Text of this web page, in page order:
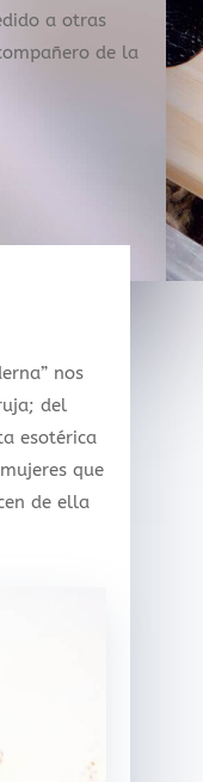
a otras
de la
nos
del
esotérica
que
de ella